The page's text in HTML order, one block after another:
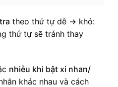
theo thứ tự dễ → khó:
thứ tự sẽ tránh thay
nhiễu khi bật xi nhan/
khác nhau và cách